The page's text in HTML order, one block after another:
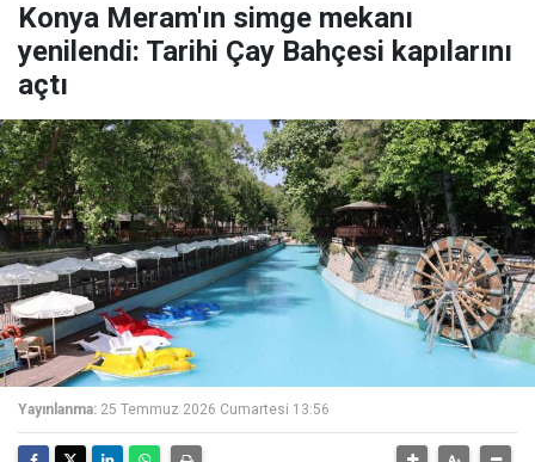
Konya Meram'ın simge mekanı
yenilendi: Tarihi Çay Bahçesi kapılarını
açtı
Yayınlanma: 25 Temmuz 2026 Cumartesi 13:56